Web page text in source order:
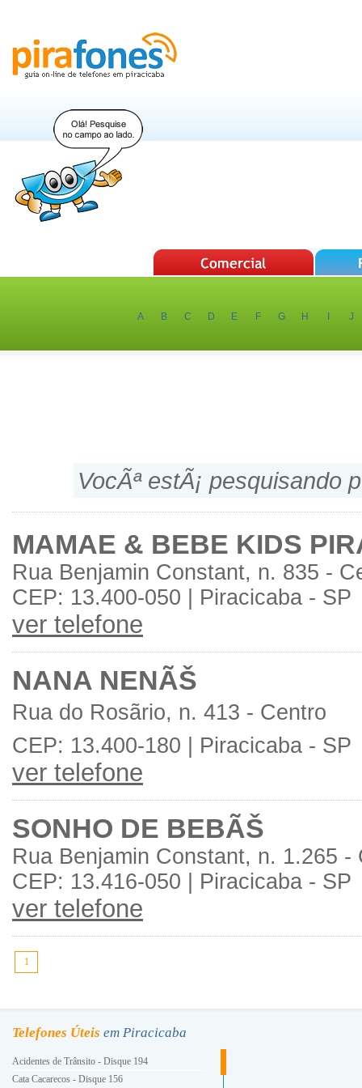
A B C D E F G H J
VocÃª estÃ¡ pesquisando
MAMAE & BEBE KIDS
Rua Benjamin Constant, n. 835 -
CEP: 13.400-050 | Piracicaba - SP
ver telefone
NANA NENÃŠ
Rua do Rosãrio, n. 413 - Centro
CEP: 13.400-180 | Piracicaba - SP
ver telefone
SONHO DE BEBÃŠ
Rua Benjamin Constant, n. 1.265 -
CEP: 13.416-050 | Piracicaba - SP
ver telefone
1
Telefones Úteis em Piracicaba
Acidentes de Trânsito - Disque 194
Cata Cacarecos - Disque 156